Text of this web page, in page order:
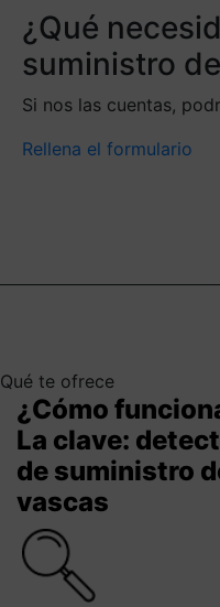
¿Qué
suministro
Si nos las cuentas,
Rellena el formulario
Qué te ofrece
¿Cómo
La clave:
de suministro
vascas